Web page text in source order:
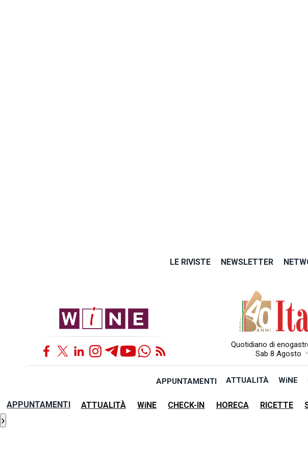
LE RIVISTE NEWSLETTER
Quotidiano di
Sab 8 Agosto •
APPUNTAMENTI ATTUALITÀ WiNE
APPUNTAMENTI ATTUALITÀ WiNE CHECK-IN HORECA RICETTE
›